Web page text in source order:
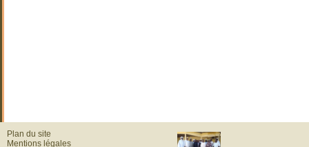
Plan du site
Mentions légales